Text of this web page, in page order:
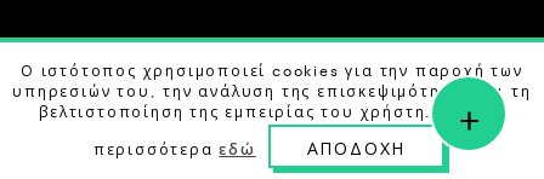
COPYRIGHT © 2026 αθηΝΕΑ, ALL RIGHTS RESERVED.
DESIGN BY G DESIGN STUDIO. DEVELOPED BYB LABS
Ο ιστότοπος χρησιμοποιεί cookies για την παροχή των
υπηρεσιών του, την ανάλυση της επισκεψιμότητας και τη
βελτιστοποίηση της εμπειρίας του χρήστη. Μάθετε
περισσότεραεδώ ΑΠΟΔΟΧΗ
+